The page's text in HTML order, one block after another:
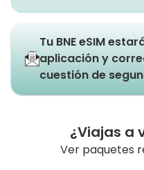
Tu BNE eSIM
aplicación y
cuestión de
¿Viajas a
Ver paquetes